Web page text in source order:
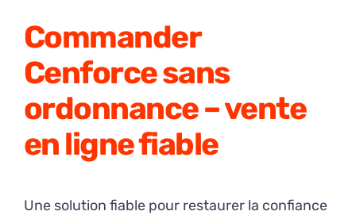
Commander
Cenforce sans
ordonnance – vente
en ligne fiable
Une solution fiable pour restaurer la confiance